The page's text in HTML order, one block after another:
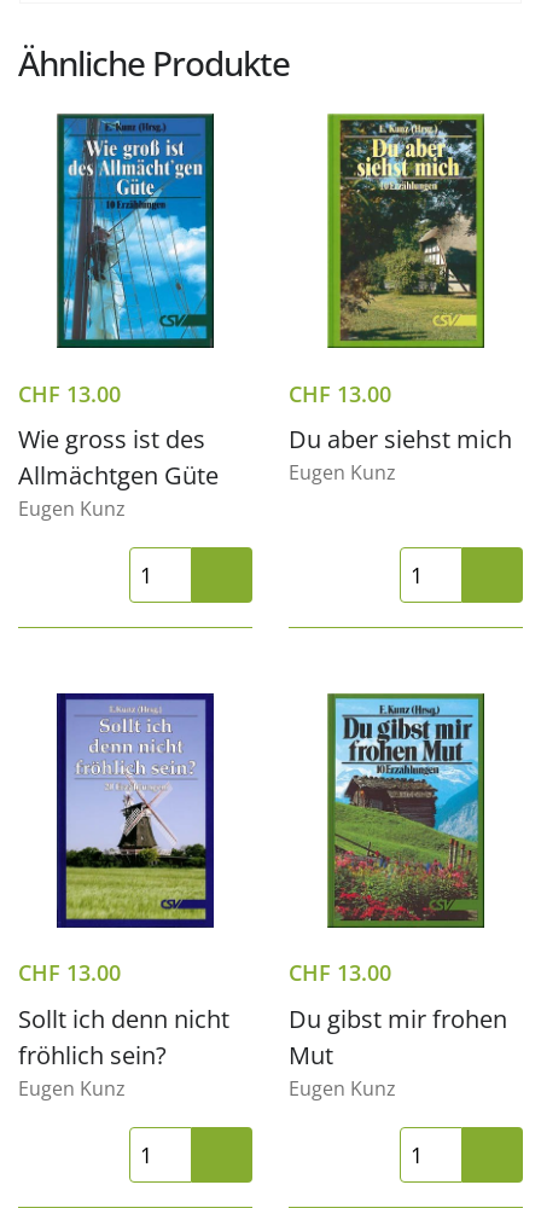
Ähnliche Produkte
CHF 13.00
Wie gross ist des
Allmächtgen Güte
Eugen Kunz
CHF 13.00
Du aber siehst mich
Eugen Kunz
CHF 13.00
Sollt ich denn nicht
fröhlich sein?
Eugen Kunz
CHF 13.00
Du gibst mir frohen
Mut
Eugen Kunz